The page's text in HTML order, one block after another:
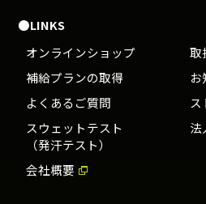
●LINKS
オンラインショップ
取
補給プランの取得
お
よくあるご質問
ス
スウェットテスト
（発汗テスト）
法
会社概要